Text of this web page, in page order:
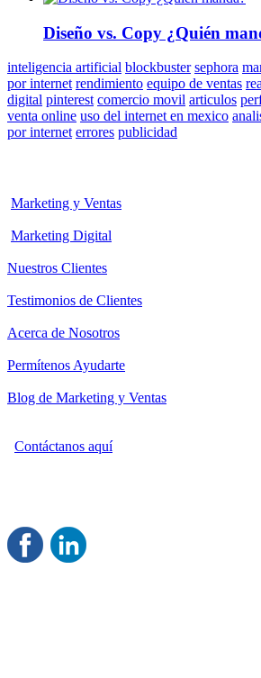
Diseño vs. Copy ¿Quién
inteligencia artificial blockbuster sephora
por internet rendimiento equipo de ventas
digital pinterest comercio movil articulos
venta online uso del internet en mexico
por internet errores publicidad
Marketing y Ventas
Marketing Digital
Nuestros Clientes
Testimonios de Clientes
Acerca de Nosotros
Permítenos Ayudarte
Blog de Marketing y Ventas
Contáctanos aquí